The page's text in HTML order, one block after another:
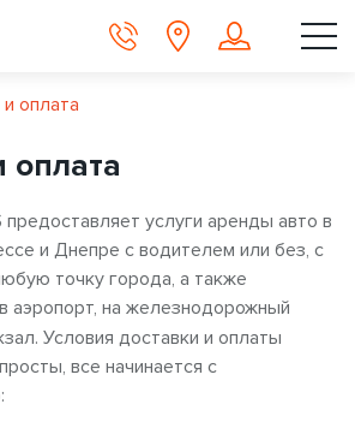
оплата
оплата
услуги аренды авто в
и Днепре с водителем или без, с
точку города, а также
в аэропорт, на железнодорожный
Условия доставки и оплаты
все начинается с